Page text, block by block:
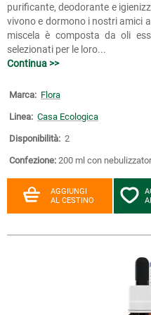
purificante, deodorante e
vivono e dormono i nostri amici
miscela è composta da oli
selezionati per le loro...
Continua >>
Marca: Flora
Linea: Casa Ecologica
Disponibilità: 2
Confezione: 200 ml con
AGGIUNGI
AL CESTINO